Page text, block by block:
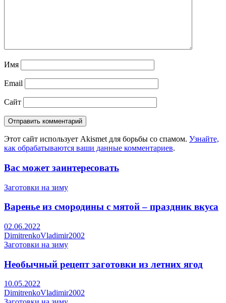
Имя
Email
Сайт
Этот сайт использует Akismet для борьбы со спамом. Узнайте,
как обрабатываются ваши данные комментариев.
Вас может заинтересовать
Заготовки на зиму
Варенье из смородины с мятой – праздник вкуса
02.06.2022
DimitrenkoVladimir2002
Заготовки на зиму
Необычный рецепт заготовки из летних ягод
10.05.2022
DimitrenkoVladimir2002